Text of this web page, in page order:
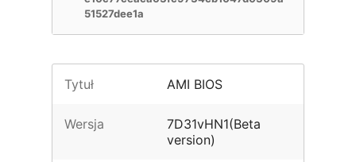
51527dee1a
Tytuł AMI BIOS
Wersja
7D31vHN1(Beta
version)